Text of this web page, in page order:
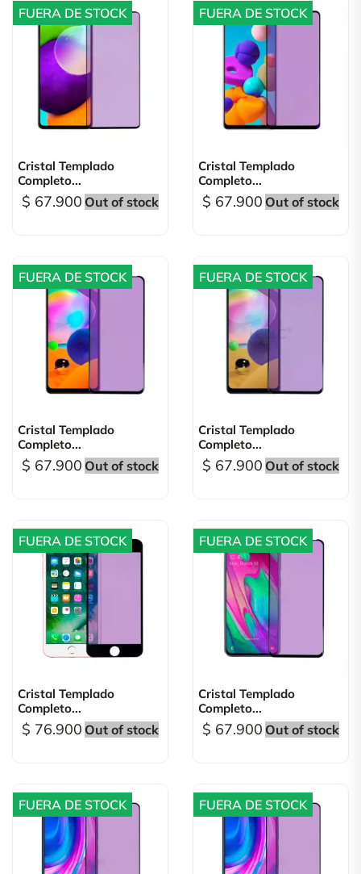
Cristal Templado
Completo...
$ 67.900 Out of stock
FUERA DE STOCK
Cristal Templado
Completo...
$ 67.900 Out of stock
FUERA DE STOCK
Cristal Templado
Completo...
$ 67.900 Out of stock
FUERA DE STOCK
Cristal Templado
Completo...
$ 67.900 Out of stock
FUERA DE STOCK
Cristal Templado
Completo...
$ 76.900 Out of stock
FUERA DE STOCK
Cristal Templado
Completo...
$ 67.900 Out of stock
FUERA DE STOCK
FUERA DE STOCK FUERA DE STOCK